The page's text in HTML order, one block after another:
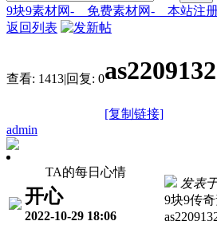
9块9素材网-＿免费素材网-＿本站注
返回列表
查看: 1413|回复: 0
[复制链接]
admin
TA的每日心情
开心
2022-10-29 18:06
发表
9块9传